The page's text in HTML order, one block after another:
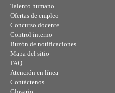
Talento humano
Ofertas de empleo
Concurso docente
Control interno
Buzón de notificaciones
Mapa del sitio
FAQ
Atención en línea
Contáctenos